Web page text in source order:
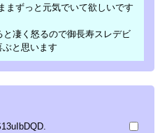
まずっと元気でいて欲しいです
凄く怒るので御長寿スレデビ
ぶと思います